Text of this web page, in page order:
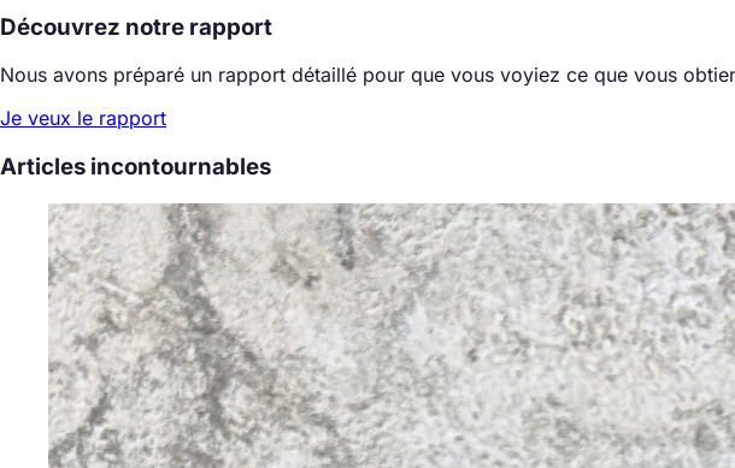
Découvrez notre rapport
Nous avons préparé un rapport détaillé pour que vous voyiez ce que vous
Je veux le rapport
Articles incontournables